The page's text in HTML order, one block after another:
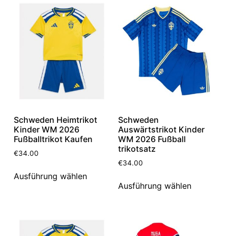
Schweden Heimtrikot
Kinder WM 2026
Fußballtrikot Kaufen
€34.00
Ausführung wählen
Schweden
Auswärtstrikot Kinder
WM 2026 Fußball
trikotsatz
€34.00
Ausführung wählen